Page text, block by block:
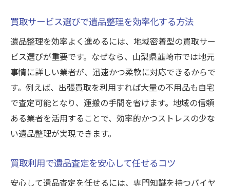
買取サービス選びで遺品整理を効率化する方法
遺品整理を効率よく進めるには、地域密着型の買取サー
ビス選びが重要です。なぜなら、山梨県韮崎市では地元
事情に詳しい業者が、迅速かつ柔軟に対応できるからで
す。例えば、出張買取を利用すれば大量の不用品も自宅
で査定可能となり、運搬の手間を省けます。地域の信頼
ある業者を活用することで、効率的かつストレスの少な
い遺品整理が実現できます。
買取利用で遺品査定を安心して任せるコツ
安心して遺品査定を任せるには、専門知識を持つバイヤ